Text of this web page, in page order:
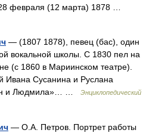
февраля (12 марта) 1878 …
— (1807 1878), певец (бас), один
вокальной школы. С 1830 пел на
(с 1860 в Мариинском театре).
Ивана Сусанина и Руслана
и Людмила»… …
Энциклопедический
— О.А. Петров. Портрет работы